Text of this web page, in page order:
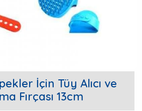
İçin Tüy Alıcı ve
Fırçası 13cm